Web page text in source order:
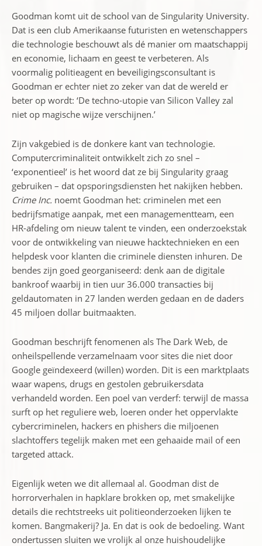
Goodman komt uit de school van de Singularity University.
Dat is een club Amerikaanse futuristen en wetenschappers
die technologie beschouwt als dé manier om maatschappij
en economie, lichaam en geest te verbeteren. Als
voormalig politieagent en beveiligingsconsultant is
Goodman er echter niet zo zeker van dat de wereld er
beter op wordt: ‘De techno-utopie van Silicon Valley zal
niet op magische wijze verschijnen.’
Zijn vakgebied is de donkere kant van technologie.
Computercriminaliteit ontwikkelt zich zo snel –
‘exponentieel’ is het woord dat ze bij Singularity graag
gebruiken – dat opsporingsdiensten het nakijken hebben.
Crime Inc. noemt Goodman het: criminelen met een
bedrijfsmatige aanpak, met een managementteam, een
HR-afdeling om nieuw talent te vinden, een onderzoekstak
voor de ontwikkeling van nieuwe hacktechnieken en een
helpdesk voor klanten die criminele diensten inhuren. De
bendes zijn goed georganiseerd: denk aan de digitale
bankroof waarbij in tien uur 36.000 transacties bij
geldautomaten in 27 landen werden gedaan en de daders
45 miljoen dollar buitmaakten.
Goodman beschrijft fenomenen als The Dark Web, de
onheilspellende verzamelnaam voor sites die niet door
Google geïndexeerd (willen) worden. Dit is een marktplaats
waar wapens, drugs en gestolen gebruikersdata
verhandeld worden. Een poel van verderf: terwijl de massa
surft op het reguliere web, loeren onder het oppervlakte
cybercriminelen, hackers en phishers die miljoenen
slachtoffers tegelijk maken met een gehaaide mail of een
targeted attack.
Eigenlijk weten we dit allemaal al. Goodman dist de
horrorverhalen in hapklare brokken op, met smakelijke
details die rechtstreeks uit politieonderzoeken lijken te
komen. Bangmakerij? Ja. En dat is ook de bedoeling. Want
ondertussen sluiten we vrolijk al onze huishoudelijke